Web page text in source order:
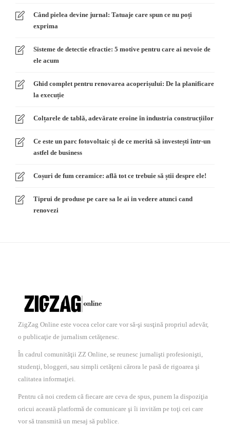
Când pielea devine jurnal: Tatuaje care spun ce nu poți
exprima
Sisteme de detectie efractie: 5 motive pentru care ai nevoie de
ele acum
Ghid complet pentru renovarea acoperișului: De la planificare
la execuție
Colțarele de tablă, adevărate eroine în industria construcțiilor
Ce este un parc fotovoltaic și de ce merită să investești într-un
astfel de business
Coșuri de fum ceramice: află tot ce trebuie să știi despre ele!
Tiprui de produse pe care sa le ai in vedere atunci cand
renovezi
ZigZag Online este vocea celor care vor să-şi susţină propriul adevăr,
o publicaţie de jurnalism cetăţenesc.
În cadrul comunităţii ZZ Online, se reunesc jurnalişti profesionişti,
studenţi, bloggeri, sau simpli cetăţeni cărora le pasă de rigoarea şi
calitatea informaţiei.
Pentru că noi credem că fiecare are ceva de spus, punem la dispoziţia
oricui această platformă de comunicare şi îi invităm pe toţi cei care
vor să transmită un mesaj să publice.